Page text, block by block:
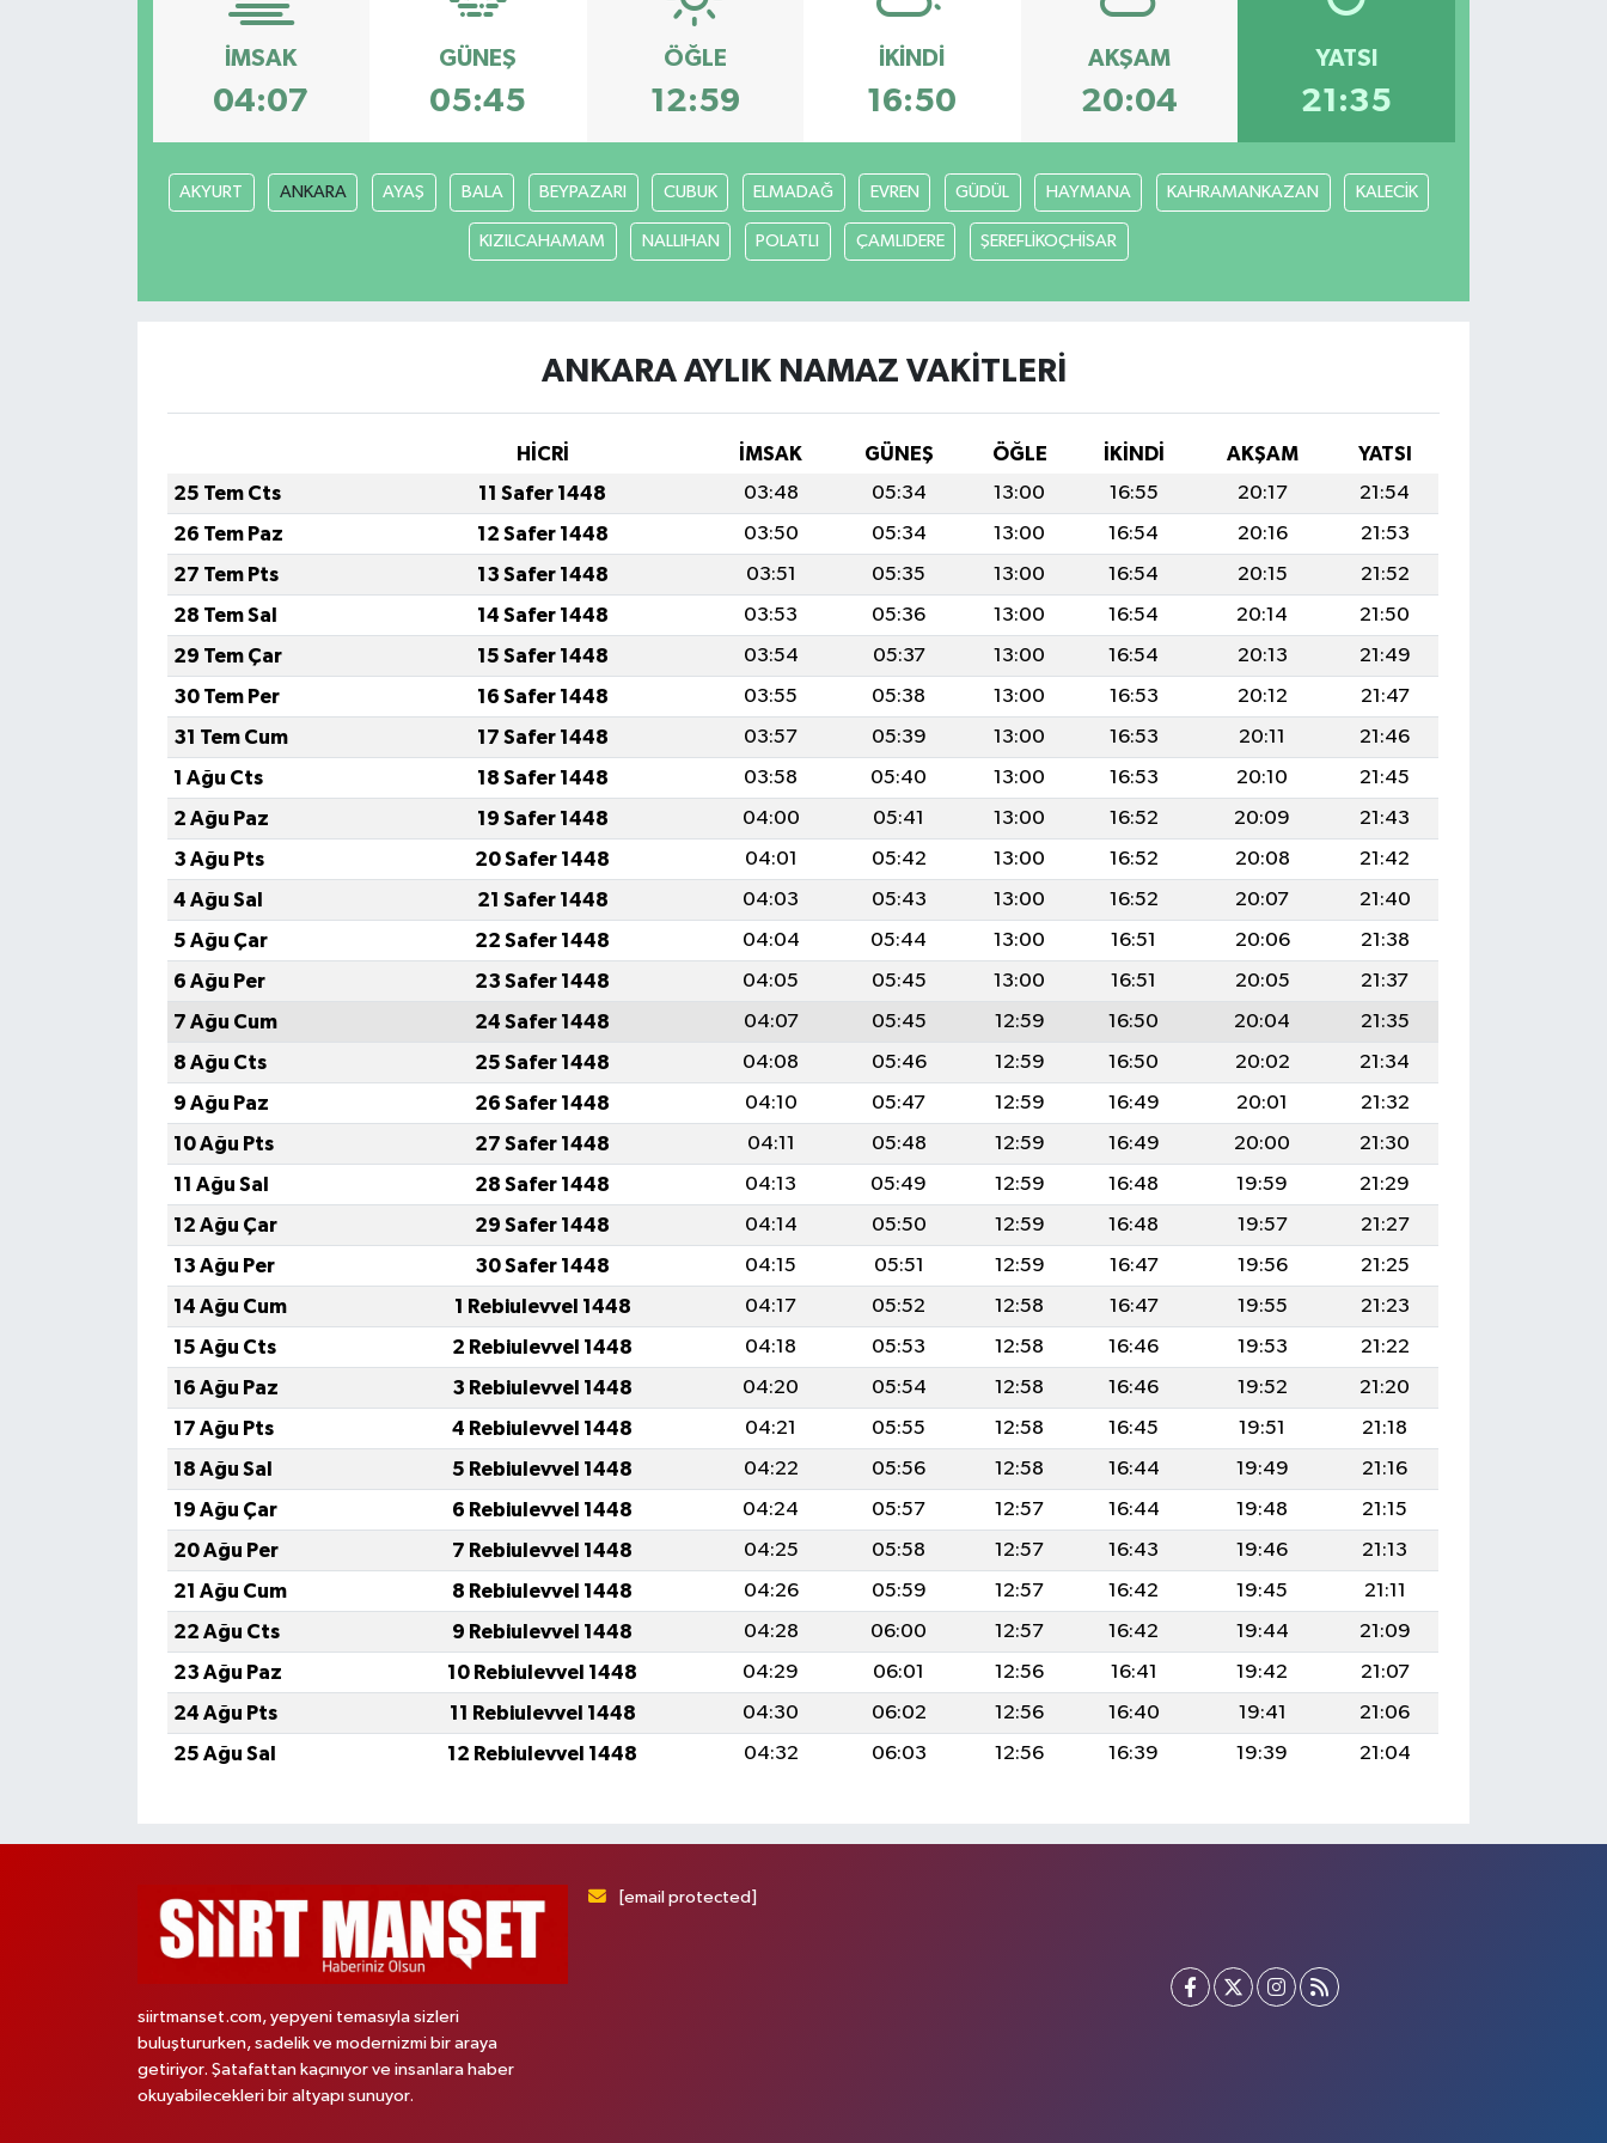
İMSAK
04:07
GÜNEŞ
05:45
ÖĞLE
12:59
İKINDI
16:50
AKŞAM
20:04
YATSI
21:35
AKYURT ANKARA AYAŞ BALA BEYPAZARI CUBUK ELMADAĞ EVREN GÜDÜL HAYMANA KAHRAMANKAZAN KALECİK
KIZILCAHAMAM NALLIHAN POLATLI ÇAMLIDERE ŞEREFLİKOÇHİSAR
ANKARA AYLIK NAMAZ VAKITLERI
HİCRİ İMSAK GÜNEŞ ÖĞLE İKINDI AKŞAM
YATSI
25 Tem Cts
11 Safer 1448 03:48 05:34 13:00 16:55 20:17
21:54
26 Tem Paz
12 Safer 1448 03:50 05:34 13:00 16:54 20:16
21:53
27 Tem Pts
13 Safer 1448 03:51 05:35 13:00 16:54 20:15
21:52
28 Tem Sal
14 Safer 1448 03:53 05:36 13:00 16:54 20:14
21:50
29 Tem Çar
15 Safer 1448 03:54 05:37 13:00 16:54 20:13
21:49
30 Tem Per
16 Safer 1448 03:55 05:38 13:00 16:53 20:12
21:47
31 Tem Cum
17 Safer 1448 03:57 05:39 13:00 16:53 20:11
21:46
1 Ağu Cts
18 Safer 1448 03:58 05:40 13:00 16:53 20:10
21:45
2 Ağu Paz
19 Safer 1448 04:00 05:41 13:00 16:52 20:09
21:43
3 Ağu Pts
20 Safer 1448 04:01 05:42 13:00 16:52 20:08
21:42
4 Ağu Sal
21 Safer 1448 04:03 05:43 13:00 16:52 20:07
21:40
5 Ağu Çar
22 Safer 1448 04:04 05:44 13:00 16:51 20:06
21:38
6 Ağu Per
23 Safer 1448 04:05 05:45 13:00 16:51 20:05
21:37
7 Ağu Cum
24 Safer 1448 04:07 05:45 12:59 16:50 20:04
21:35
8 Ağu Cts
25 Safer 1448 04:08 05:46 12:59 16:50 20:02
21:34
9 Ağu Paz
26 Safer 1448 04:10 05:47 12:59 16:49 20:01
21:32
10 Ağu Pts
27 Safer 1448 04:11 05:48 12:59 16:49 20:00
21:30
11 Ağu Sal
28 Safer 1448 04:13 05:49 12:59 16:48 19:59
21:29
12 Ağu Çar
29 Safer 1448 04:14 05:50 12:59 16:48 19:57
21:27
13 Ağu Per
30 Safer 1448 04:15 05:51 12:59 16:47 19:56
21:25
14 Ağu Cum
1 Rebiulevvel 1448 04:17 05:52 12:58 16:47 19:55
21:23
15 Ağu Cts
2 Rebiulevvel 1448 04:18 05:53 12:58 16:46 19:53
21:22
16 Ağu Paz
3 Rebiulevvel 1448 04:20 05:54 12:58 16:46 19:52
21:20
17 Ağu Pts
4 Rebiulevvel 1448 04:21 05:55 12:58 16:45 19:51
21:18
18 Ağu Sal
5 Rebiulevvel 1448 04:22 05:56 12:58 16:44 19:49
21:16
19 Ağu Çar
6 Rebiulevvel 1448 04:24 05:57 12:57 16:44 19:48
21:15
20 Ağu Per
7 Rebiulevvel 1448 04:25 05:58 12:57 16:43 19:46
21:13
21 Ağu Cum
8 Rebiulevvel 1448 04:26 05:59 12:57 16:42 19:45
21:11
22 Ağu Cts
9 Rebiulevvel 1448 04:28 06:00 12:57 16:42 19:44
21:09
23 Ağu Paz
10 Rebiulevvel 1448 04:29 06:01 12:56 16:41 19:42
21:07
24 Ağu Pts
11 Rebiulevvel 1448 04:30 06:02 12:56 16:40 19:41
21:06
25 Ağu Sal
12 Rebiulevvel 1448 04:32 06:03 12:56 16:39 19:39 21:04
siirtmanset.com, yepyeni temasıyla sizleri
buluştururken, sadelik ve modernizmi bir araya
getiriyor. Şatafattan kaçınıyor ve insanlara haber
okuyabilecekleri bir altyapı sunuyor.
[email protected]